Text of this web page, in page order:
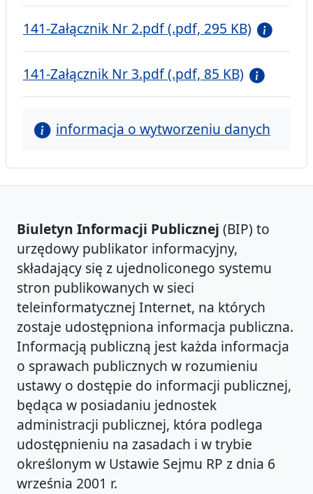
141-Załącznik Nr 2.pdf (.pdf, 295 KB)
141-Załącznik Nr 3.pdf (.pdf, 85 KB)
informacja o wytworzeniu danych
Biuletyn Informacji Publicznej (BIP) to
urzędowy publikator informacyjny,
składający się z ujednoliconego systemu
stron publikowanych w sieci
teleinformatycznej Internet, na których
zostaje udostępniona informacja publiczna.
Informacją publiczną jest każda informacja
o sprawach publicznych w rozumieniu
ustawy o dostępie do informacji publicznej,
będąca w posiadaniu jednostek
administracji publicznej, która podlega
udostępnieniu na zasadach i w trybie
określonym w Ustawie Sejmu RP z dnia 6
września 2001 r.